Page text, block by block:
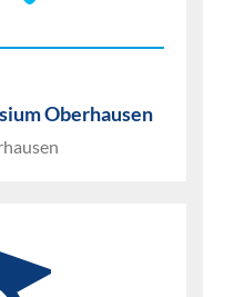
Oberhausen